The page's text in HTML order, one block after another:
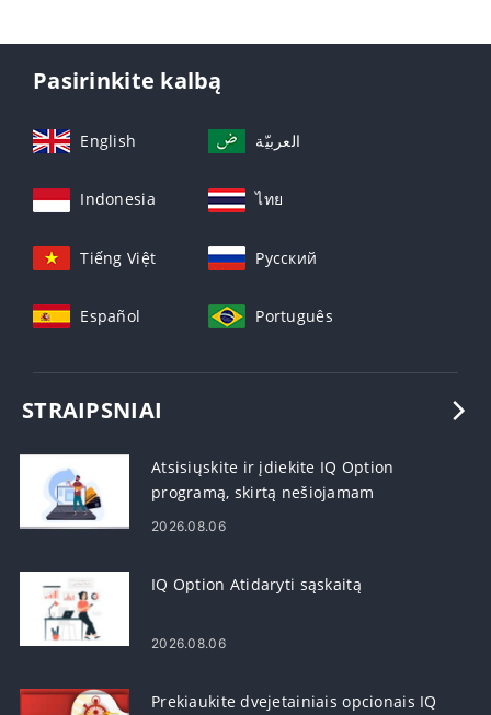
Pasirinkite kalbą
English العربيّة
Indonesia ไทย
Tiếng Việt Русский
Español Português
STRAIPSNIAI
Atsisiųskite ir įdiekite IQ Option
programą, skirtą nešiojamam
kompiuteriui / asmeniniam
2026.08.06
IQ Option Atidaryti sąskaitą
2026.08.06
Prekiaukite dvejetainiais opcionais IQ